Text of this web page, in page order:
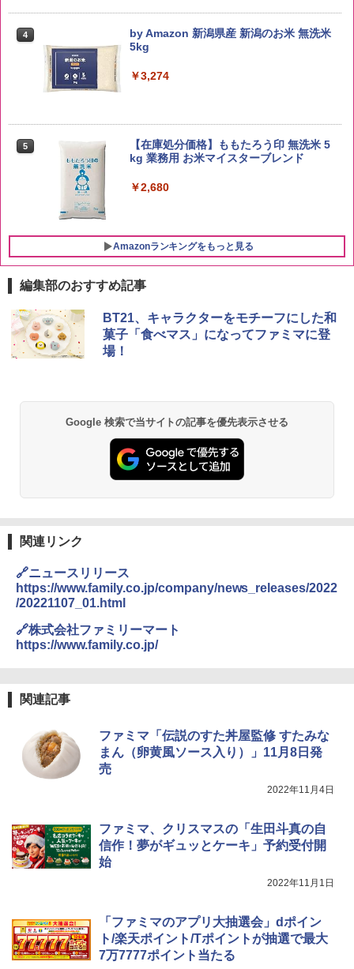
4
by Amazon 新潟県産 新潟のお米 無洗米
5kg
￥3,274
5
【在庫処分価格】ももたろう印 無洗米 5
kg 業務用 お米マイスターブレンド
￥2,680
Amazonランキングをもっと見る
1
ブラックニッカ ニッカ Nikka ウィスキ
ー4000ml ブラックニッカクリア ウヰス
キー 【日本 アサヒ ウィスキー】 大容量
角瓶 2700ml サントリー ウイスキー ハ
イボール 大容量
￥4,939
白州 Story of the Distillery 2026 化粧箱
￥20,000
1
チキンラーメン どんぶり 85g×12個 日清
食品 インスタント カップ麺
【公式】ブタメン とんこつ味 35g×15個
麺 小腹 インスタント アウトドアにも ロ
ーリングストック 大人買い おやつカン
パニー
￥1,451
国分 tabete だし麺 千葉県産はまぐりだ
し 塩らーめん 108g×10袋 保存食 備蓄
￥2,323
1
[山善] スチームオーブンレンジ 25L 一人
暮らし 二人暮らし フラットテーブル ス
チーム調理 自動メニュー19種搭載 角皿
シャープ 過熱水蒸気 オーブンレンジ 26
L コンベクション 2段調理 ホワイト RE-
SS26B-W
￥32,800
ーム調理 フラットテーブル トースト機
能 自動メニュー33種 簡単お手入れ ブラ
￥26,130
4
ジ 赤外線センサー ノンフライ調理 簡単
お手入れ 小型 新生活 一人暮らし 二人暮
らし ファミリー
5
シャープ ウォーターオーブン ヘルシオ
編集部のおすすめ記事
BT21、キャラクターをモチーフにした和
菓子「食べマス」になってファミマに登
場！
Google 検索で当サイトの記事を優先表示させる
関連リンク
🔗ニュースリリース
https://www.family.co.jp/company/news_releases/2022
/20221107_01.html
🔗株式会社ファミリーマート
https://www.family.co.jp/
関連記事
ファミマ「伝説のすた丼屋監修 すたみな
まん（卵黄風ソース入り）」11月8日発
売
2022年11月4日
ファミマ、クリスマスの「生田斗真の自
信作！夢がギュッとケーキ」予約受付開
始
2022年11月1日
「ファミマのアプリ大抽選会」dポイン
ト/楽天ポイント/Tポイントが抽選で最大
7万7777ポイント当たる